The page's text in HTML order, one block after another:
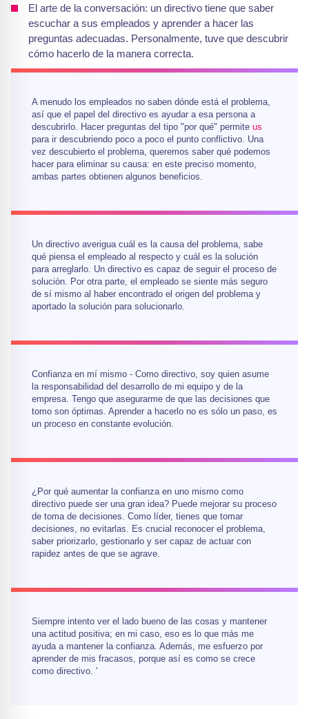
El arte de la conversación: un directivo tiene que saber
escuchar a sus empleados y aprender a hacer las
preguntas adecuadas. Personalmente, tuve que descubrir
cómo hacerlo de la manera correcta.
A menudo los empleados no saben dónde está el problema,
así que el papel del directivo es ayudar a esa persona a
descubrirlo. Hacer preguntas del tipo "por qué" permite us
para ir descubriendo poco a poco el punto conflictivo. Una
vez descubierto el problema, queremos saber qué podemos
hacer para eliminar su causa: en este preciso momento,
ambas partes obtienen algunos beneficios.
Un directivo averigua cuál es la causa del problema, sabe
qué piensa el empleado al respecto y cuál es la solución
para arreglarlo. Un directivo es capaz de seguir el proceso de
solución. Por otra parte, el empleado se siente más seguro
de sí mismo al haber encontrado el origen del problema y
aportado la solución para solucionarlo.
Confianza en mí mismo - Como directivo, soy quien asume
la responsabilidad del desarrollo de mi equipo y de la
empresa. Tengo que asegurarme de que las decisiones que
tomo son óptimas. Aprender a hacerlo no es sólo un paso, es
un proceso en constante evolución.
¿Por qué aumentar la confianza en uno mismo como
directivo puede ser una gran idea? Puede mejorar su proceso
de toma de decisiones. Como líder, tienes que tomar
decisiones, no evitarlas. Es crucial reconocer el problema,
saber priorizarlo, gestionarlo y ser capaz de actuar con
rapidez antes de que se agrave.
Siempre intento ver el lado bueno de las cosas y mantener
una actitud positiva; en mi caso, eso es lo que más me
ayuda a mantener la confianza. Además, me esfuerzo por
aprender de mis fracasos, porque así es como se crece
como directivo. '